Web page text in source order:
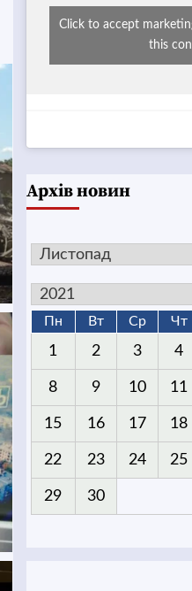
Click to accept
this
Архів новин
Пн Вт Ср Чт
1 2 3 4
8 9 10 11
15 16 17 18
22 23 24 25
29 30